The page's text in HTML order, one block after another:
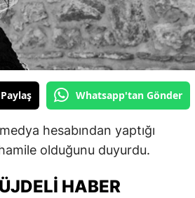
Whatsapp'tan Gönder
hesabından yaptığı
olduğunu duyurdu.
HABER